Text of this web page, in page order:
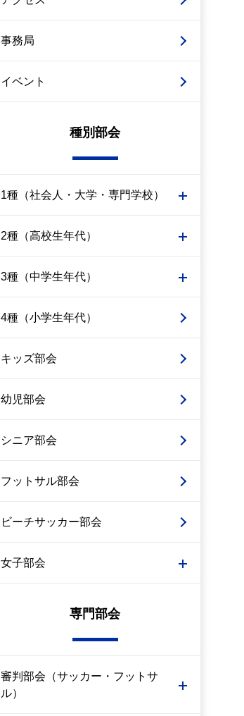
事務局
イベント
種別部会
1種（社会人・大学・専門学校）
2種（高校生年代）
3種（中学生年代）
4種（小学生年代）
キッズ部会
幼児部会
シニア部会
フットサル部会
ビーチサッカー部会
女子部会
専門部会
審判部会（サッカー・フットサ
ル）